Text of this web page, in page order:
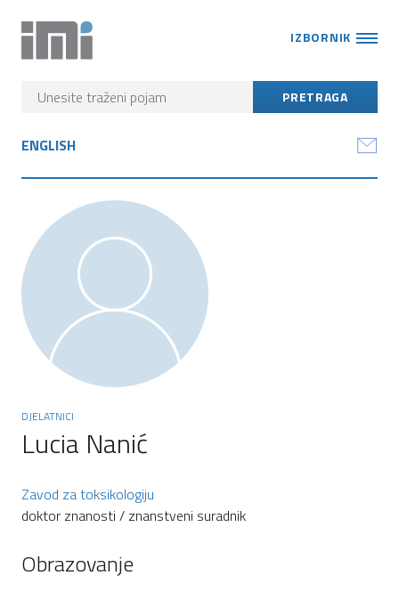
IZBORNIK
ENGLISH
DJELATNICI
Lucia Nanić
Zavod za toksikologiju
doktor znanosti / znanstveni suradnik
Obrazovanje